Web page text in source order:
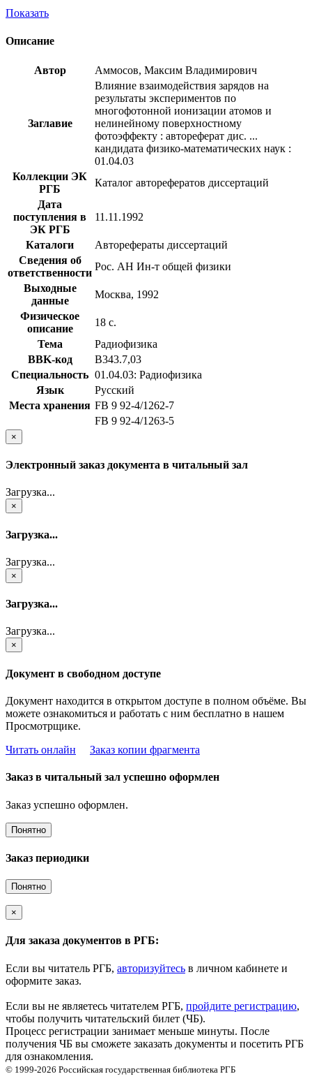
Показать
Описание
Автор Аммосов, Максим Владимирович
Заглавие
Влияние взаимодействия зарядов на
результаты экспериментов по
многофотонной ионизации атомов и
нелинейному поверхностному
фотоэффекту : автореферат дис. ...
кандидата физико-математических наук :
01.04.03
Коллекции ЭК
РГБ
Каталог авторефератов диссертаций
Дата
поступления в
ЭК РГБ
11.11.1992
Каталоги
Авторефераты диссертаций
Сведения об
ответственности
Рос. АН Ин-т общей физики
Выходные
данные
Москва, 1992
Физическое
описание
18 с.
Тема
Радиофизика
BBK-код
В343.7,03
Специальность 01.04.03: Радиофизика
Язык
Русский
Места хранения FB 9 92-4/1262-7
FB 9 92-4/1263-5
×
Электронный заказ документа в читальный зал
Загрузка...
×
Загрузка...
Загрузка...
×
Загрузка...
Загрузка...
×
Документ в свободном доступе
Документ находится в открытом доступе в полном объёме. Вы
можете ознакомиться и работать с ним бесплатно в нашем
Просмотрщике.
Читать онлайн
Заказ копии фрагмента
Заказ в читальный зал успешно оформлен
Заказ успешно оформлен.
Понятно
Заказ периодики
Понятно
×
Для заказа документов в РГБ:
Если вы читатель РГБ, авторизуйтесь в личном кабинете и
оформите заказ.
Если вы не являетесь читателем РГБ, пройдите регистрацию,
чтобы получить читательский билет (ЧБ).
Процесс регистрации занимает меньше минуты. После
получения ЧБ вы сможете заказать документы и посетить РГБ
для ознакомления.
© 1999-2026 Российская государственная библиотека РГБ